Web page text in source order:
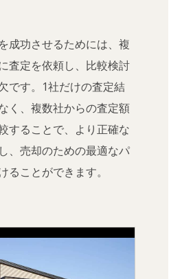
成功させるためには、複
査定を依頼し、比較検討
です。1社だけの査定結
く、複数社からの査定額
することで、より正確な
、売却のための最適なパ
ることができます。